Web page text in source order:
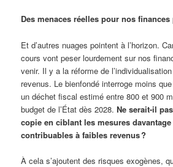
Des menaces réelles pour nos
Et d’autres nuages pointent à l’horizon.
cours vont peser lourdement sur nos
venir. Il y a la réforme de
revenus. Le bienfondé interroge moins
un déchet fiscal estimé entre 800 et 900
budget de l’État dès 2028.Ne serait-il
copie en ciblant les mesures
contribuables à faibles revenus ?
À cela s’ajoutent des risques exogènes,